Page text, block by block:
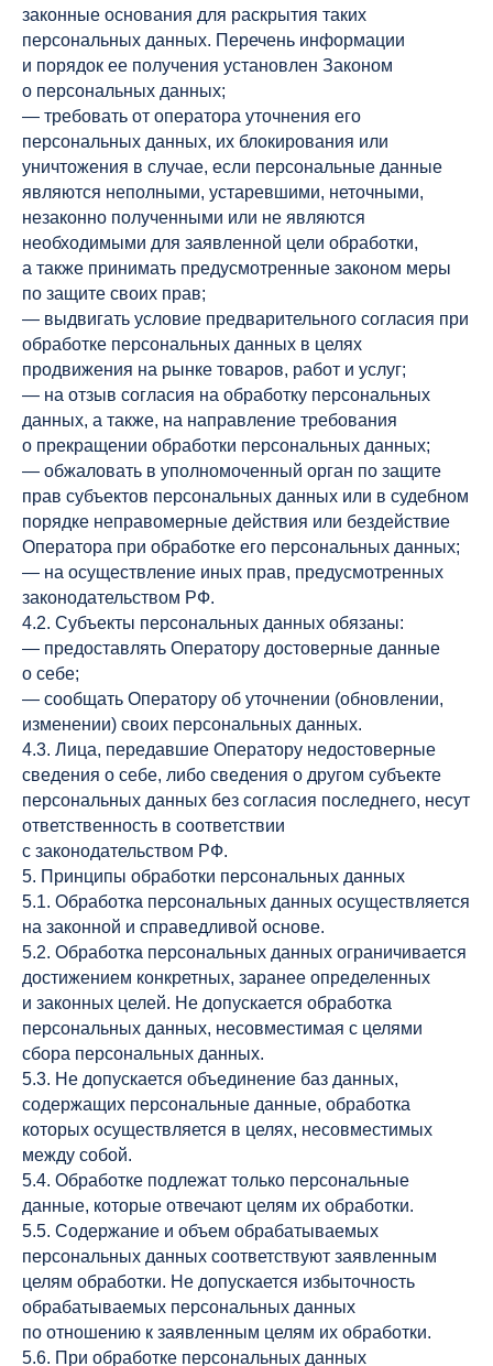
законные основания для раскрытия таких
персональных данных. Перечень информации
и порядок ее получения установлен Законом
о персональных данных;
— требовать от оператора уточнения его
персональных данных, их блокирования или
уничтожения в случае, если персональные данные
являются неполными, устаревшими, неточными,
незаконно полученными или не являются
необходимыми для заявленной цели обработки,
а также принимать предусмотренные законом меры
по защите своих прав;
— выдвигать условие предварительного согласия при
обработке персональных данных в целях
продвижения на рынке товаров, работ и услуг;
— на отзыв согласия на обработку персональных
данных, а также, на направление требования
о прекращении обработки персональных данных;
— обжаловать в уполномоченный орган по защите
прав субъектов персональных данных или в судебном
порядке неправомерные действия или бездействие
Оператора при обработке его персональных данных;
— на осуществление иных прав, предусмотренных
законодательством РФ.
4.2. Субъекты персональных данных обязаны:
— предоставлять Оператору достоверные данные
о себе;
— сообщать Оператору об уточнении (обновлении,
изменении) своих персональных данных.
4.3. Лица, передавшие Оператору недостоверные
сведения о себе, либо сведения о другом субъекте
персональных данных без согласия последнего, несут
ответственность в соответствии
с законодательством РФ.
5. Принципы обработки персональных данных
5.1. Обработка персональных данных осуществляется
на законной и справедливой основе.
5.2. Обработка персональных данных ограничивается
достижением конкретных, заранее определенных
и законных целей. Не допускается обработка
персональных данных, несовместимая с целями
сбора персональных данных.
5.3. Не допускается объединение баз данных,
содержащих персональные данные, обработка
которых осуществляется в целях, несовместимых
между собой.
5.4. Обработке подлежат только персональные
данные, которые отвечают целям их обработки.
5.5. Содержание и объем обрабатываемых
персональных данных соответствуют заявленным
целям обработки. Не допускается избыточность
обрабатываемых персональных данных
по отношению к заявленным целям их обработки.
5.6. При обработке персональных данных